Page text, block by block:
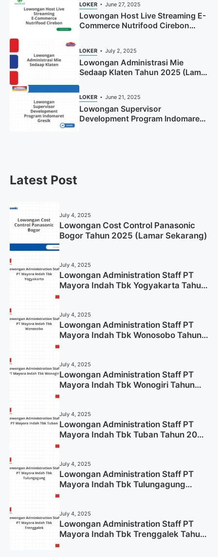
LOKER June 27, 2025
Lowongan Host Live Streaming E-
Commerce Nutrifood Cirebon
LOKER July 2, 2025
Lowongan Administrasi Mie
Sedaap Klaten Tahun 2025 (Lamar
LOKER June 21, 2025
Lowongan Supervisor
Development Program Indomaret
Latest Post
July 4, 2025
Lowongan Cost Control Panasonic
Bogor Tahun 2025 (Lamar Sekarang)
July 4, 2025
Lowongan Administration Staff PT
Mayora Indah Tbk Yogyakarta Tahun
July 4, 2025
Lowongan Administration Staff PT
Mayora Indah Tbk Wonosobo Tahun
July 4, 2025
Lowongan Administration Staff PT
Mayora Indah Tbk Wonogiri Tahun
July 4, 2025
Lowongan Administration Staff PT
Mayora Indah Tbk Tuban Tahun 2025
July 4, 2025
Lowongan Administration Staff PT
Mayora Indah Tbk Tulungagung
July 4, 2025
Lowongan Administration Staff PT
Mayora Indah Tbk Trenggalek Tahun